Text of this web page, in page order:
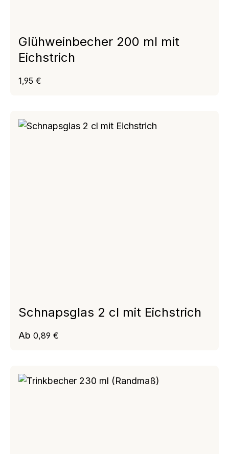
Glühweinbecher 200 ml mit
Eichstrich
Regulärer Preis:
1,95 €
Schnapsglas 2 cl mit Eichstrich
Regulärer Preis:
Ab 0,89 €